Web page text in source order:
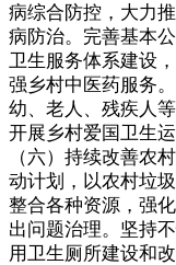
病综合防控，大力
病防治。完善基本
卫生服务体系建设
强乡村中医药服务
幼、老人、残疾人
开展乡村爱国卫生运
（六）持续改善农
动计划，以农村垃
整合各种资源，强
出问题治理。坚持
用卫生厕所建设和